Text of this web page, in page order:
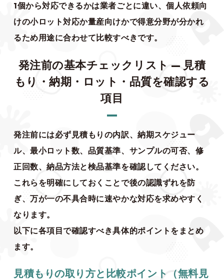
1個から対応できるかは業者ごとに違い、個人依頼向
けの小ロット対応か量産向けかで得意分野が分かれ
るため用途に合わせて比較すべきです。
発注前の基本チェックリスト — 見積
もり・納期・ロット・品質を確認する
項目
発注前には必ず見積もりの内訳、納期スケジュー
ル、最小ロット数、品質基準、サンプルの可否、修
正回数、納品方法と検品基準を確認してください。
これらを明確にしておくことで後の認識ずれを防
ぎ、万が一の不具合時に速やかな対応を求めやすく
なります。
以下に各項目で確認すべき具体的ポイントをまとめ
ます。
見積もりの取り方と比較ポイント（無料見